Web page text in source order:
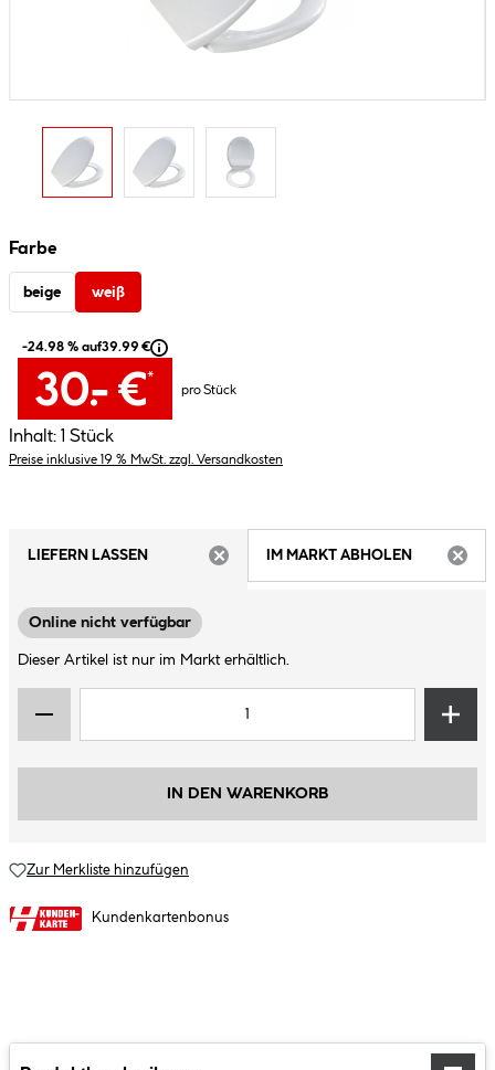
Farbe
beige weiß
-24.98 % auf39.99 €
30.- €*
pro Stück
Inhalt: 1 Stück
Preise inklusive 19 % MwSt. zzgl. Versandkosten
LIEFERN LASSEN
IM MARKT ABHOLEN
Online nicht verfügbar
Dieser Artikel ist nur im Markt erhältlich.
IN DEN WARENKORB
Zur Merkliste hinzufügen
Kundenkartenbonus